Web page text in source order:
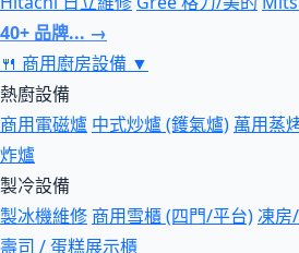
40+ 品牌... →
🍴 商用廚房設備 ▼
熱廚設備
商用電磁爐 中式炒爐 (鑊氣爐) 萬用蒸
炸爐
製冷設備
製冰機維修 商用雪櫃 (四門/平台)凍房
壽司 / 蛋糕展示櫃